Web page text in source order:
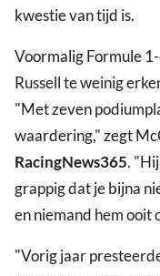
kwestie van tijd is.
Voormalig Formule
Russell te weinig
"Met zeven
waardering," zegt
RacingNews365.
grappig dat je bijna
en niemand hem ooit
"Vorig jaar